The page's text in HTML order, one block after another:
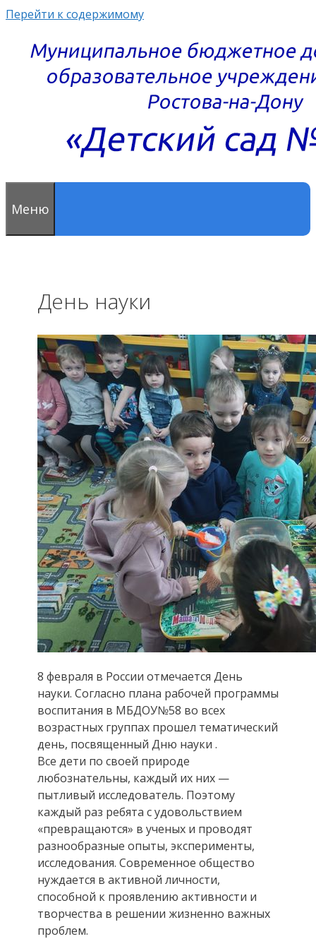
Перейти к содержимому
Меню
День науки
8 февраля в России отмечается День
науки. Согласно плана рабочей программы
воспитания в МБДОУ№58 во всех
возрастных группах прошел тематический
день, посвященный Дню науки .
Все дети по своей природе
любознательны, каждый их них —
пытливый исследователь. Поэтому
каждый раз ребята с удовольствием
«превращаются» в ученых и проводят
разнообразные опыты, эксперименты,
исследования. Современное общество
нуждается в активной личности,
способной к проявлению активности и
творчества в решении жизненно важных
проблем.